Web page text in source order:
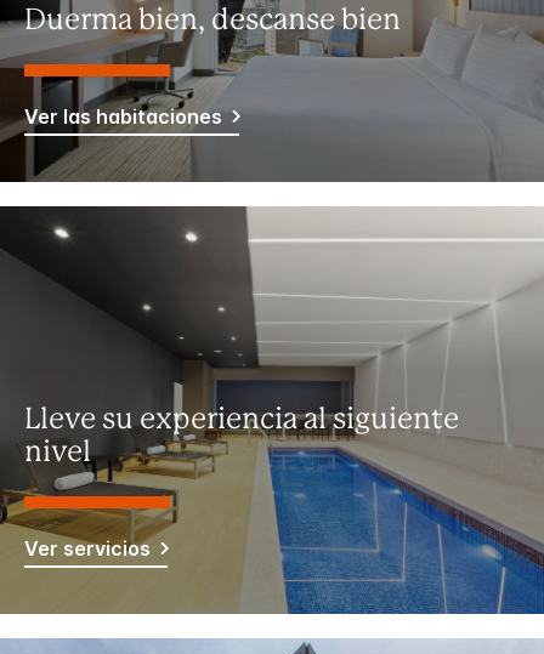
Duerma bien, descanse bien
Ver las habitaciones
Lleve su experiencia al siguiente
nivel
Ver servicios